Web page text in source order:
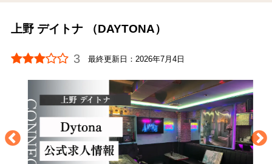
上野 デイトナ （DAYTONA）
3 最終更新日：2026年7月4日